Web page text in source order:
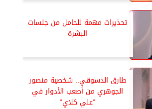
تحذيرات مهمة للحامل من جلسات
البشرة
طارق الدسوقي.. شخصية منصور
الجوهري من أصعب الأدوار في
”علي كلاي”